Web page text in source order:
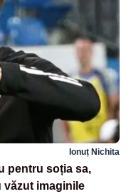
Ionuț Nichita
pentru soția sa,
văzut imaginile